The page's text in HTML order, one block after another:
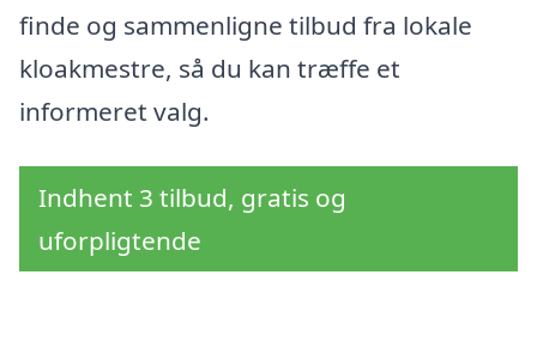
finde og sammenligne tilbud fra lokale
kloakmestre, så du kan træffe et
informeret valg.
Indhent 3 tilbud, gratis og
uforpligtende